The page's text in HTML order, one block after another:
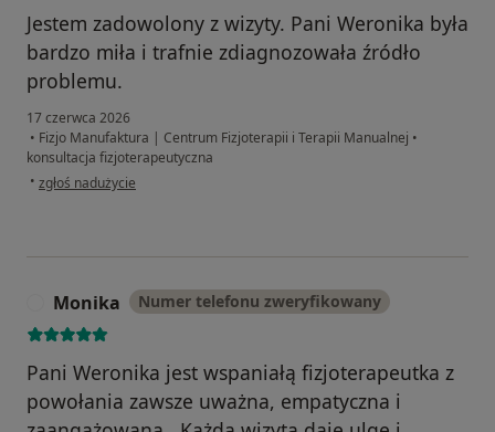
Jestem zadowolony z wizyty. Pani Weronika była
bardzo miła i trafnie zdiagnozowała źródło
problemu.
17 czerwca 2026
• Fizjo Manufaktura | Centrum Fizjoterapii i Terapii Manualnej •
konsultacja fizjoterapeutyczna
• w opinii użytkownika Mateusz
zgłoś nadużycie
Monika Numer telefonu zweryfikowany
Pani Weronika jest wspaniałą fizjoterapeutka z
powołania zawsze uważna, empatyczna i